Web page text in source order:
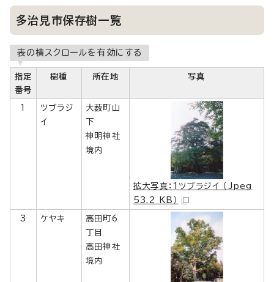
多治見市保存樹一覧
表の横スクロールを有効にする
指定
番号
樹種 所在地 写真
1
ツブラジ
イ
大薮町山
下
神明神社
境内
拡大写真：1ツブラジイ （Jpeg
53.2 KB）
3 ケヤキ
高田町6
丁目
高田神社
境内